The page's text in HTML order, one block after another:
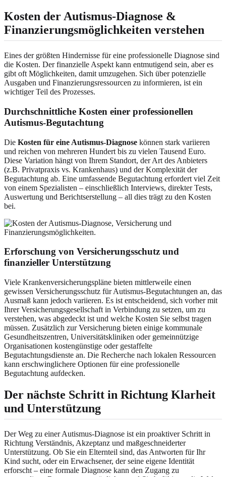
Kosten der Autismus-Diagnose &
Finanzierungsmöglichkeiten verstehen
Eines der größten Hindernisse für eine professionelle Diagnose sind
die Kosten. Der finanzielle Aspekt kann entmutigend sein, aber es
gibt oft Möglichkeiten, damit umzugehen. Sich über potenzielle
Ausgaben und Finanzierungsressourcen zu informieren, ist ein
wichtiger Teil des Prozesses.
Durchschnittliche Kosten einer professionellen
Autismus-Begutachtung
Die Kosten für eine Autismus-Diagnose können stark variieren
und reichen von mehreren Hundert bis zu vielen Tausend Euro.
Diese Variation hängt von Ihrem Standort, der Art des Anbieters
(z.B. Privatpraxis vs. Krankenhaus) und der Komplexität der
Begutachtung ab. Eine umfassende Begutachtung erfordert viel Zeit
von einem Spezialisten – einschließlich Interviews, direkter Tests,
Auswertung und Berichtserstellung – all dies trägt zu den Kosten
bei.
Erforschung von Versicherungsschutz und
finanzieller Unterstützung
Viele Krankenversicherungspläne bieten mittlerweile einen
gewissen Versicherungsschutz für Autismus-Begutachtungen an, das
Ausmaß kann jedoch variieren. Es ist entscheidend, sich vorher mit
Ihrer Versicherungsgesellschaft in Verbindung zu setzen, um zu
verstehen, was abgedeckt ist und welche Kosten Sie selbst tragen
müssen. Zusätzlich zur Versicherung bieten einige kommunale
Gesundheitszentren, Universitätskliniken oder gemeinnützige
Organisationen kostengünstige oder gestaffelte
Begutachtungsdienste an. Die Recherche nach lokalen Ressourcen
kann erschwinglichere Optionen für eine professionelle
Begutachtung aufdecken.
Der nächste Schritt in Richtung Klarheit
und Unterstützung
Der Weg zu einer Autismus-Diagnose ist ein proaktiver Schritt in
Richtung Verständnis, Akzeptanz und maßgeschneiderter
Unterstützung. Ob Sie ein Elternteil sind, das Antworten für Ihr
Kind sucht, oder ein Erwachsener, der seine eigene Identität
erforscht – eine formale Diagnose kann den Zugang zu